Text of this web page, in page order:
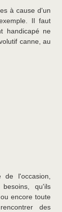
à cause d'un
Il faut
handicapé ne
canne, au
l'occasion,
qu'ils
encore toute
des